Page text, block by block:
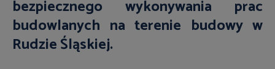
bezpiecznego wykonywania prac
budowlanych na terenie budowy w
Rudzie Śląskiej.